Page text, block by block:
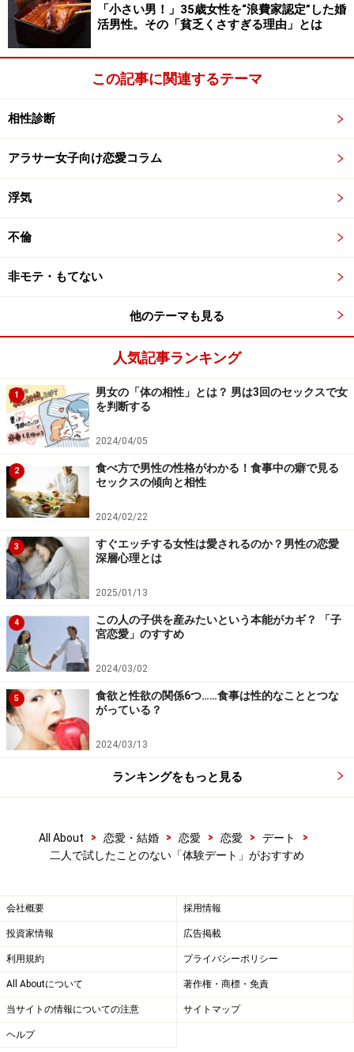
製造工場見学
ビールの製造工程を見学後はおつまみとともにできたて
のビールを試飲できます。
■サントリー武蔵野ビール工場
HP：www.suntory.co.jp/factory/musashino/index.html
これ意外にも調味料や食品、お菓子などの工場見学や新
聞社の工場など色々な種類があります。
また、料理やそば打ち他、色々な体験をさせてくれるお
店は全国にあるので、身近な場所で、二人で体験してみ
ましょう。
※記事内容は執筆時点のものです。最新の内容をご確認くださ
い。
「小さい男！」35歳女性を“浪費家認定”した婚
活男性。その「貧乏くさすぎる理由」とは
この記事に関連するテーマ
相性診断
アラサー女子向け恋愛コラム
浮気
不倫
非モテ・もてない
他のテーマも見る
人気記事ランキング
1
男女の「体の相性」とは？ 男は3回のセックスで女
を判断する
2024/04/05
2
食べ方で男性の性格がわかる！食事中の癖で見る
セックスの傾向と相性
2024/02/22
3
すぐエッチする女性は愛されるのか？男性の恋愛
深層心理とは
2025/01/13
4
この人の子供を産みたいという本能がカギ？ 「子
宮恋愛」のすすめ
2024/03/02
5
食欲と性欲の関係6つ……食事は性的なこととつな
がっている？
2024/03/13
ランキングをもっと見る
All About > 恋愛・結婚 > 恋愛 > 恋愛 > デート
>
二人で試したことのない「体験デート」がおすすめ
会社概要 採用情報
投資家情報 広告掲載
利用規約 プライバシーポリシー
All Aboutについて 著作権・商標・免責
当サイトの情報についての注意 サイトマップ
ヘルプ